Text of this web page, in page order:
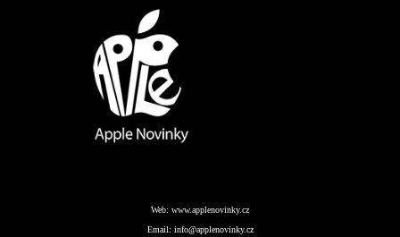
Web: www.applenovinky.cz
Email: info@applenovinky.cz